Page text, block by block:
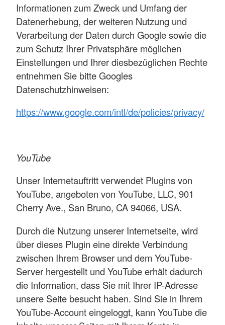
Informationen zum Zweck und Umfang der
Datenerhebung, der weiteren Nutzung und
Verarbeitung der Daten durch Google sowie die
zum Schutz Ihrer Privatsphäre möglichen
Einstellungen und Ihrer diesbezüglichen Rechte
entnehmen Sie bitte Googles
Datenschutzhinweisen:
https://www.google.com/intl/de/policies/privacy/
YouTube
Unser Internetauftritt verwendet Plugins von
YouTube, angeboten von YouTube, LLC, 901
Cherry Ave., San Bruno, CA 94066, USA.
Durch die Nutzung unserer Internetseite, wird
über dieses Plugin eine direkte Verbindung
zwischen Ihrem Browser und dem YouTube-
Server hergestellt und YouTube erhält dadurch
die Information, dass Sie mit Ihrer IP-Adresse
unsere Seite besucht haben. Sind Sie in Ihrem
YouTube-Account eingeloggt, kann YouTube die